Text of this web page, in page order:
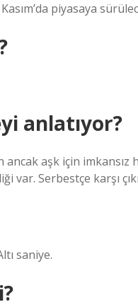
piyasaya
anlatıyor?
aşk için imkansız
Serbestçe karşı
saniye.